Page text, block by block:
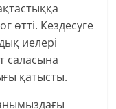
өтті. Кездесуге
иелері
саласына
қатысты.